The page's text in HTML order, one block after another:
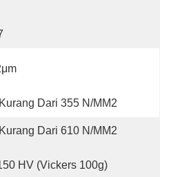
Dari 355 N/MM2
Dari 610 N/MM2
HV (vickers 100g)